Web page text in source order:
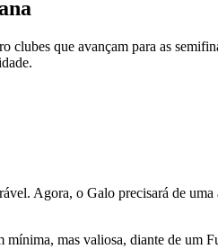
clubes que avançam para as
Agora, o Galo precisará de
mas valiosa, diante de um